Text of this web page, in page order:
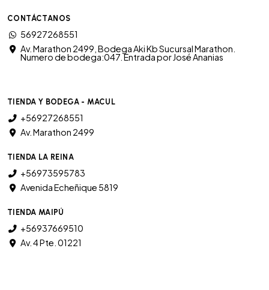
CONTÁCTANOS
56927268551
Av. Marathon 2499, Bodega Aki Kb Sucursal Marathon.
Numero de bodega:047. Entrada por José Ananias
TIENDA Y BODEGA - MACUL
+56927268551
Av. Marathon 2499
TIENDA LA REINA
+56973595783
Avenida Echeñique 5819
TIENDA MAIPÚ
+56937669510
Av. 4 Pte. 01221